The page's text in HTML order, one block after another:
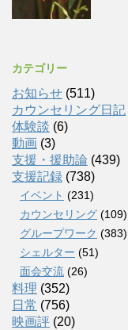
カテゴリー
お知らせ (511)
カウンセリング日記
体験談 (6)
動画 (3)
支援・援助論 (439)
支援記録 (738)
イベント (231)
カウンセリング (109)
グループワーク (383)
シェルター (51)
面会交流 (26)
料理 (352)
日常 (756)
映画評 (20)